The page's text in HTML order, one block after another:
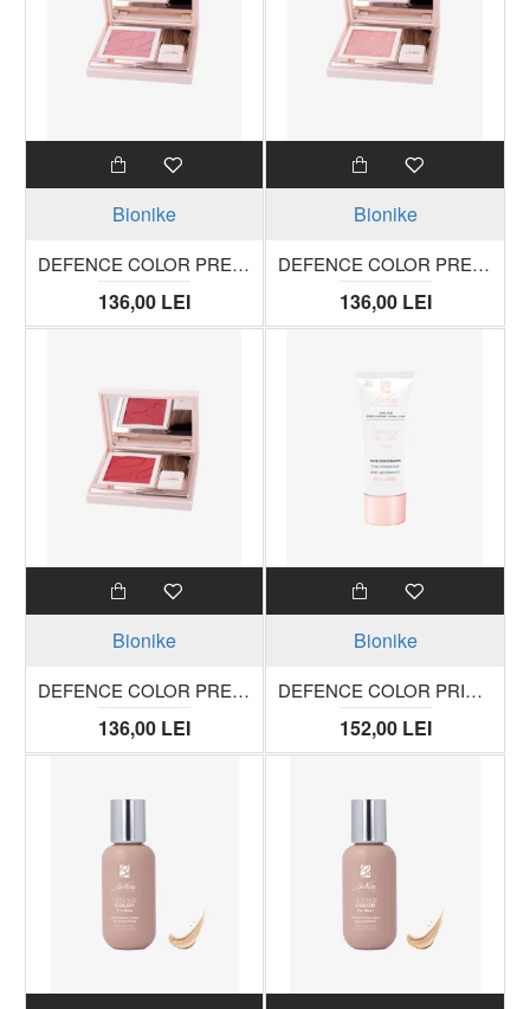
Bionike
DEFENCE COLOR PRETTY TOUCH Fard compact pentru obraz 303 bois de rose trusa 5g
136,00 LEI
Bionike
DEFENCE COLOR PRETTY TOUCH Fard compact pentru obraz 309-marbre rose trusa 5g
136,00 LEI
Bionike
DEFENCE COLOR PRETTY TOUCH Fard compact pentru obraz 310 rouge framboise trusa 5g
136,00 LEI
Bionike
DEFENCE COLOR PRIMER baza tub 30 ml
152,00 LEI